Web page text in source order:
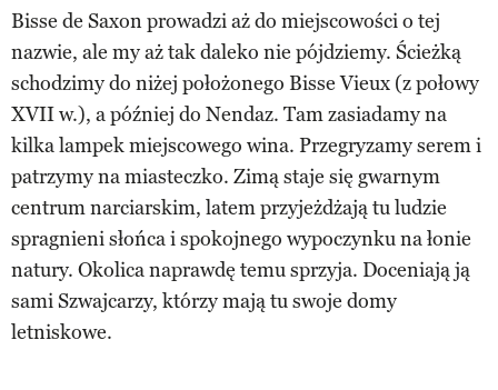
Bisse de Saxon prowadzi aż do miejscowości o tej
nazwie, ale my aż tak daleko nie pójdziemy. Ścieżką
schodzimy do niżej położonego Bisse Vieux (z połowy
XVII w.), a później do Nendaz. Tam zasiadamy na
kilka lampek miejscowego wina. Przegryzamy serem i
patrzymy na miasteczko. Zimą staje się gwarnym
centrum narciarskim, latem przyjeżdżają tu ludzie
spragnieni słońca i spokojnego wypoczynku na łonie
natury. Okolica naprawdę temu sprzyja. Doceniają ją
sami Szwajcarzy, którzy mają tu swoje domy
letniskowe.